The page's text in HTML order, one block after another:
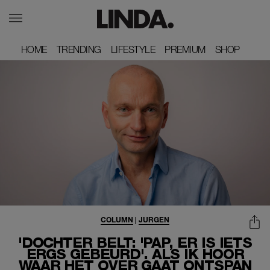
HOME
HOME TRENDING
TRENDING LIFESTYLE
LIFESTYLE PREMIUM
PREMIUM SHOP
SHOP
'DOCHTER BELT: 'PAP, ER IS IETS
ERGS GEBEURD'. ALS IK HOOR
WAAR HET OVER GAAT ONTSPAN
COLUMN | JURGEN